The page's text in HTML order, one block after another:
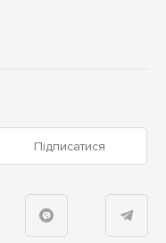
Підписатися